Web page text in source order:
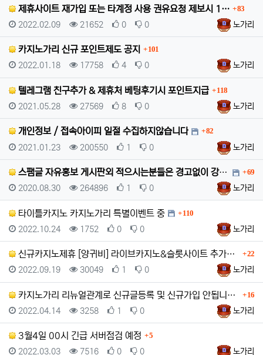
제휴사이트 재가입 또는 타계정 사용 권유요청 제보시 1… 댓글
83
등록자노가리
등록일
2022.02.09 조회
21652 추천
0 비추천
0
카지노가리 신규 포인트제도 공지 댓글
101
등록자노가리
등록일
2022.01.18 조회
17758 추천
4 비추천
0
텔레그램 친구추가 & 제휴처 베팅후기시 포인트지급 댓글
118
등록자노가리
등록일
2021.05.28 조회
27569 추천
8 비추천
0
개인정보 / 접속아이피 일절 수집하지않습니다 댓글
82
등록자노가리
등록일
2021.01.23 조회
200550 추천
1 비추천
0
스팸글 자유홍보 게시판외 적으시는분들은 경고없이 강퇴차… 댓글
69
등록자노가리
등록일
2020.08.30 조회
264896 추천
1 비추천
0
타이틀카지노 카지노가리 특별이벤트 중 댓글
110
등록자노가리
등록일
2022.10.24 조회
1752 추천
0 비추천
0
신규카지노제휴 [양귀비] 라이브카지노&슬롯사이트 추가되… 댓글
22
등록자노가리
등록일
2022.09.19 조회
30049 추천
1 비추천
0
카지노가리 리뉴얼관계로 신규글등록 및 신규가입 안됩니다… 댓글
16
등록자노가리
등록일
2022.04.14 조회
3258 추천
1 비추천
0
3월4일 00시 긴급 서버점검 예정 댓글
5
등록자노가리
등록일
2022.03.03 조회
7516 추천
0 비추천
0